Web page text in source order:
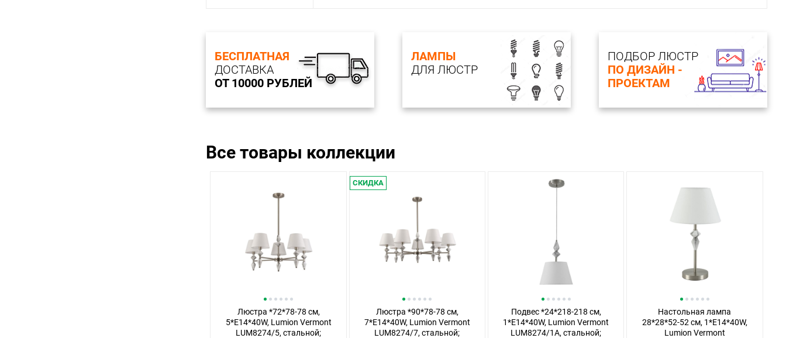
БЕСПЛАТНАЯ
ДОСТАВКА
ОТ 10000 РУБЛЕЙ
ЛАМПЫ
ДЛЯ ЛЮСТР
ПОДБОР ЛЮСТР
ПО ДИЗАЙН -
ПРОЕКТАМ
Все товары коллекции
Люстра *72*78-78 см,
5*E14*40W, Lumion Vermont
LUM8274/5, стальной;
СКИДКА
Люстра *90*78-78 см,
7*E14*40W, Lumion Vermont
LUM8274/7, стальной;
Подвес *24*218-218 см,
1*E14*40W, Lumion Vermont
LUM8274/1A, стальной;
Настольная лампа
28*28*52-52 см, 1*E14*40W,
Lumion Vermont